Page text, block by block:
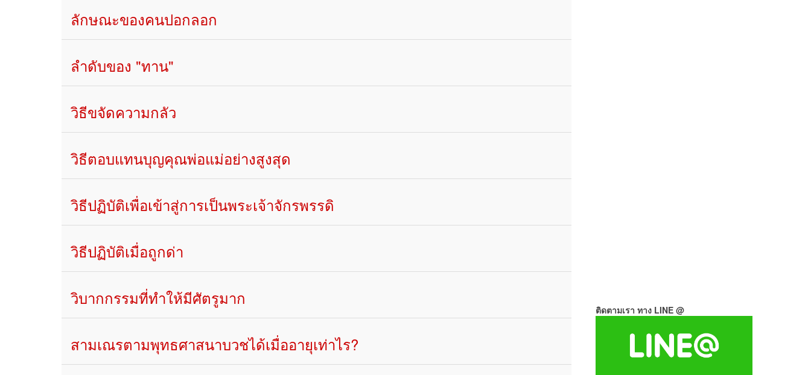
ลักษณะของคนปอกลอก
ลำดับของ "ทาน"
วิธีขจัดความกลัว
วิธีตอบแทนบุญคุณพ่อแม่อย่างสูงสุด
วิธีปฏิบัติเพื่อเข้าสู่การเป็นพระเจ้าจักรพรรดิ
วิธีปฏิบัติเมื่อถูกด่า
วิบากกรรมที่ทำให้มีศัตรูมาก
สามเณรตามพุทธศาสนาบวชได้เมื่ออายุเท่าไร?
ติดตามเรา ทาง LINE @